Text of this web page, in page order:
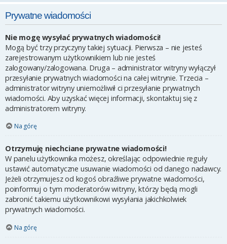
Prywatne wiadomości
Nie mogę wysyłać prywatnych wiadomości!
Mogą być trzy przyczyny takiej sytuacji. Pierwsza – nie jesteś
zarejestrowanym użytkownikiem lub nie jesteś
zalogowany/zalogowana. Druga – administrator witryny wyłączył
przesyłanie prywatnych wiadomości na całej witrynie. Trzecia –
administrator witryny uniemożliwił ci przesyłanie prywatnych
wiadomości. Aby uzyskać więcej informacji, skontaktuj się z
administratorem witryny.
Na górę
Otrzymuję niechciane prywatne wiadomości!
W panelu użytkownika możesz, określając odpowiednie reguły
ustawić automatyczne usuwanie wiadomości od danego nadawcy.
Jeżeli otrzymujesz od kogoś obraźliwe prywatne wiadomości,
poinformuj o tym moderatorów witryny, którzy będą mogli
zabronić takiemu użytkownikowi wysyłania jakichkolwiek
prywatnych wiadomości.
Na górę